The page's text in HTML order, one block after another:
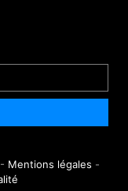
Mentions légales -